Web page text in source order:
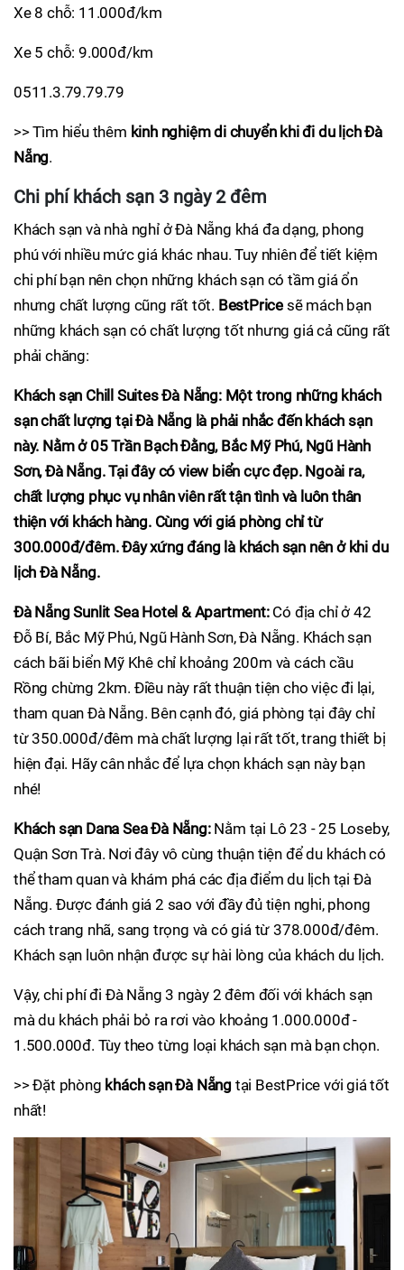
Xe 8 chỗ: 11.000đ/km
Xe 5 chỗ: 9.000đ/km
0511.3.79.79.79
>> Tìm hiểu thêm kinh nghiệm di chuyển khi đi du lịch Đà
Nẵng.
Chi phí khách sạn 3 ngày 2 đêm
Khách sạn và nhà nghỉ ở Đà Nẵng khá đa dạng, phong
phú với nhiều mức giá khác nhau. Tuy nhiên để tiết kiệm
chi phí bạn nên chọn những khách sạn có tầm giá ổn
nhưng chất lượng cũng rất tốt. BestPrice sẽ mách bạn
những khách sạn có chất lượng tốt nhưng giá cả cũng rất
phải chăng:
Khách sạn Chill Suites Đà Nẵng:Một trong những khách
sạn chất lượng tại Đà Nẵng là phải nhắc đến khách sạn
này. Nằm ở 05 Trần Bạch Đằng, Bắc Mỹ Phú, Ngũ Hành
Sơn, Đà Nẵng. Tại đây có view biển cực đẹp. Ngoài ra,
chất lượng phục vụ nhân viên rất tận tình và luôn thân
thiện với khách hàng. Cùng với giá phòng chỉ từ
300.000đ/đêm. Đây xứng đáng là khách sạn nên ở khi du
lịch Đà Nẵng.
Đà Nẵng Sunlit Sea Hotel & Apartment:Có địa chỉ ở 42
Đỗ Bí, Bắc Mỹ Phú, Ngũ Hành Sơn, Đà Nẵng. Khách sạn
cách bãi biển Mỹ Khê chỉ khoảng 200m và cách cầu
Rồng chừng 2km. Điều này rất thuận tiện cho việc đi lại,
tham quan Đà Nẵng. Bên cạnh đó, giá phòng tại đây chỉ
từ 350.000đ/đêm mà chất lượng lại rất tốt, trang thiết bị
hiện đại. Hãy cân nhắc để lựa chọn khách sạn này bạn
nhé!
Khách sạn Dana Sea Đà Nẵng:Nằm tại Lô 23 - 25 Loseby,
Quận Sơn Trà. Nơi đây vô cùng thuận tiện để du khách có
thể tham quan và khám phá các địa điểm du lịch tại Đà
Nẵng. Được đánh giá 2 sao với đầy đủ tiện nghi, phong
cách trang nhã, sang trọng và có giá từ 378.000đ/đêm.
Khách sạn luôn nhận được sự hài lòng của khách du lịch.
Vậy, chi phí đi Đà Nẵng 3 ngày 2 đêm đối với khách sạn
mà du khách phải bỏ ra rơi vào khoảng 1.000.000đ -
1.500.000đ. Tùy theo từng loại khách sạn mà bạn chọn.
>> Đặt phòng khách sạn Đà Nẵng tại BestPrice với giá tốt
nhất!